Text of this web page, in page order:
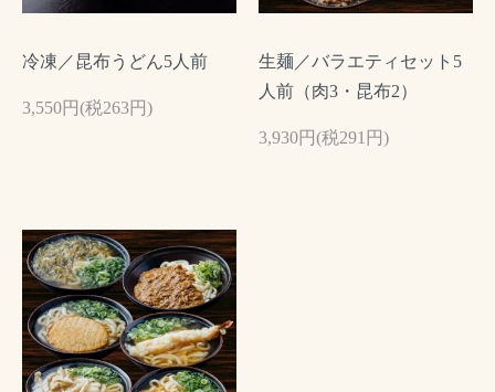
冷凍／昆布うどん5人前
3,550円(税263円)
生麺／バラエティセット5
人前（肉3・昆布2）
3,930円(税291円)